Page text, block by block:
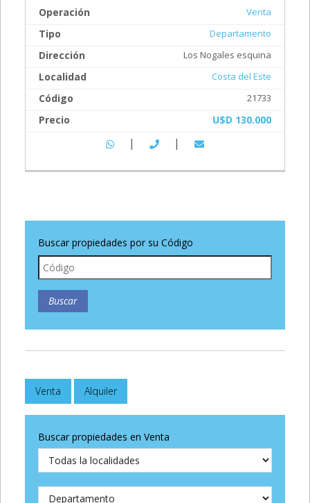
Operación Venta
Tipo Departamento
Dirección Los Nogales esquina
Localidad Costa del Este
Código 21733
Precio U$D 130.000
| |
Buscar propiedades por su Código
Venta Alquiler
Buscar propiedades en Venta